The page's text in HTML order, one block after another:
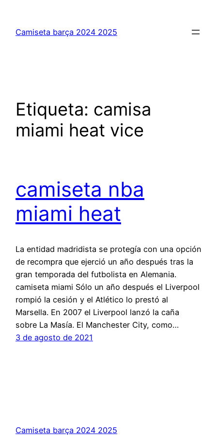
contenido
Camiseta barça 2024 2025
Etiqueta: camisa
miami heat vice
camiseta nba
miami heat
La entidad madridista se protegía con una opción
de recompra que ejerció un año después tras la
gran temporada del futbolista en Alemania.
camiseta miami Sólo un año después el Liverpool
rompió la cesión y el Atlético lo prestó al
Marsella. En 2007 el Liverpool lanzó la caña
sobre La Masía. El Manchester City, como…
3 de agosto de 2021
Camiseta barça 2024 2025